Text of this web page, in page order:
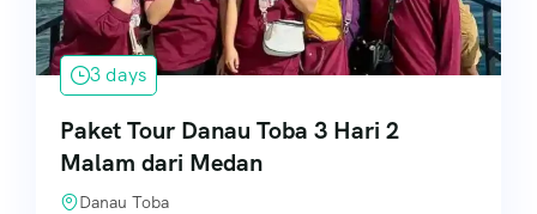
3 days
Paket Tour Danau Toba 3 Hari 2
Malam dari Medan
Danau Toba